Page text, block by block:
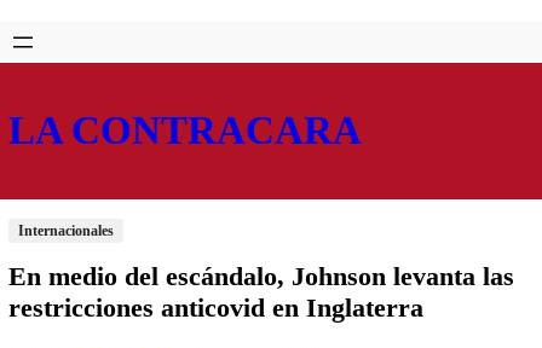
Saltar
al
Skip
to
LA CONTRACARA
Internacionales
En medio del escándalo, Johnson levanta las
restricciones anticovid en Inglaterra